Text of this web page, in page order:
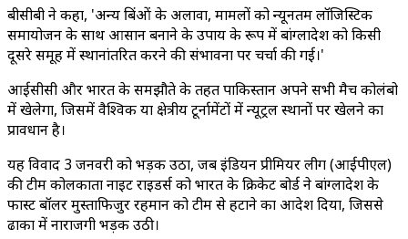
बीसीबी ने कहा, 'अन्य बिंदुओं के अलावा, मामलों को न्यूनतम लॉजिस्टिक
समायोजन के साथ आसान बनाने के उपाय के रूप में बांग्लादेश को किसी
दूसरे समूह में स्थानांतरित करने की संभावना पर चर्चा की गई।'
आईसीसी और भारत के समझौते के तहत पाकिस्तान अपने सभी मैच कोलंबो
में खेलेगा, जिसमें वैश्विक या क्षेत्रीय टूर्नामेंटों में न्यूट्रल स्थानों पर खेलने का
प्रावधान है।
यह विवाद 3 जनवरी को भड़क उठा, जब इंडियन प्रीमियर लीग (आईपीएल)
की टीम कोलकाता नाइट राइडर्स को भारत के क्रिकेट बोर्ड ने बांग्लादेश के
फास्ट बॉलर मुस्ताफिजुर रहमान को टीम से हटाने का आदेश दिया, जिससे
ढाका में नाराजगी भड़क उठी।